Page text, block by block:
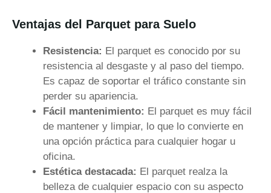
Ventajas del Parquet para Suelo
Resistencia: El parquet es conocido por su
resistencia al desgaste y al paso del tiempo.
Es capaz de soportar el tráfico constante sin
perder su apariencia.
Fácil mantenimiento: El parquet es muy fácil
de mantener y limpiar, lo que lo convierte en
una opción práctica para cualquier hogar u
oficina.
Estética destacada: El parquet realza la
belleza de cualquier espacio con su aspecto